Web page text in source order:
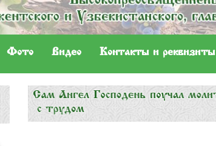
Фото Видео Контакты и реквизиты